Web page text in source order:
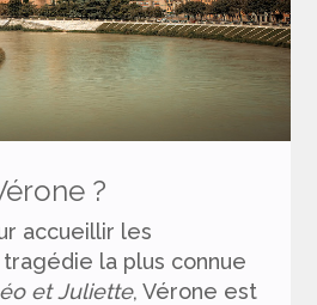
?
accueillir les
la plus connue
et Juliette, Vérone est